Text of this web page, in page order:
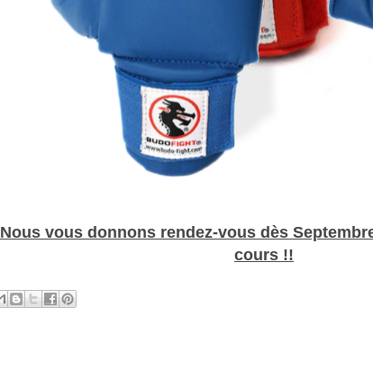
Nous vous donnons rendez-vous dès
cours !!